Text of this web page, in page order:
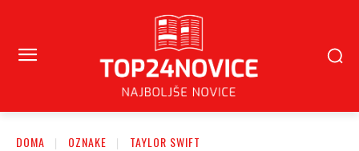
DOMA OZNAKE TAYLOR SWIFT